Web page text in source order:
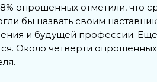
опрошенных отметили, что
бы назвать своим
и будущей профессии.
Около четверти опрошенных